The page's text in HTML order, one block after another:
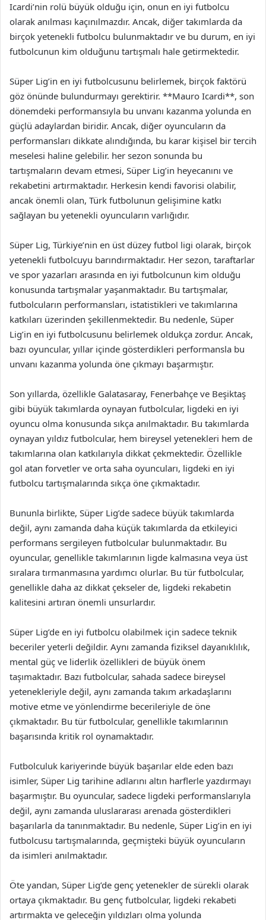
Icardi’nin rolü büyük olduğu için, onun en iyi futbolcu
olarak anılması kaçınılmazdır. Ancak, diğer takımlarda da
birçok yetenekli futbolcu bulunmaktadır ve bu durum, en iyi
futbolcunun kim olduğunu tartışmalı hale getirmektedir.
Süper Lig’in en iyi futbolcusunu belirlemek, birçok faktörü
göz önünde bulundurmayı gerektirir. **Mauro Icardi**, son
dönemdeki performansıyla bu unvanı kazanma yolunda en
güçlü adaylardan biridir. Ancak, diğer oyuncuların da
performansları dikkate alındığında, bu karar kişisel bir tercih
meselesi haline gelebilir. her sezon sonunda bu
tartışmaların devam etmesi, Süper Lig’in heyecanını ve
rekabetini artırmaktadır. Herkesin kendi favorisi olabilir,
ancak önemli olan, Türk futbolunun gelişimine katkı
sağlayan bu yetenekli oyuncuların varlığıdır.
Süper Lig, Türkiye’nin en üst düzey futbol ligi olarak, birçok
yetenekli futbolcuyu barındırmaktadır. Her sezon, taraftarlar
ve spor yazarları arasında en iyi futbolcunun kim olduğu
konusunda tartışmalar yaşanmaktadır. Bu tartışmalar,
futbolcuların performansları, istatistikleri ve takımlarına
katkıları üzerinden şekillenmektedir. Bu nedenle, Süper
Lig’in en iyi futbolcusunu belirlemek oldukça zordur. Ancak,
bazı oyuncular, yıllar içinde gösterdikleri performansla bu
unvanı kazanma yolunda öne çıkmayı başarmıştır.
Son yıllarda, özellikle Galatasaray, Fenerbahçe ve Beşiktaş
gibi büyük takımlarda oynayan futbolcular, ligdeki en iyi
oyuncu olma konusunda sıkça anılmaktadır. Bu takımlarda
oynayan yıldız futbolcular, hem bireysel yetenekleri hem de
takımlarına olan katkılarıyla dikkat çekmektedir. Özellikle
gol atan forvetler ve orta saha oyuncuları, ligdeki en iyi
futbolcu tartışmalarında sıkça öne çıkmaktadır.
Bununla birlikte, Süper Lig’de sadece büyük takımlarda
değil, aynı zamanda daha küçük takımlarda da etkileyici
performans sergileyen futbolcular bulunmaktadır. Bu
oyuncular, genellikle takımlarının ligde kalmasına veya üst
sıralara tırmanmasına yardımcı olurlar. Bu tür futbolcular,
genellikle daha az dikkat çekseler de, ligdeki rekabetin
kalitesini artıran önemli unsurlardır.
Süper Lig’de en iyi futbolcu olabilmek için sadece teknik
beceriler yeterli değildir. Aynı zamanda fiziksel dayanıklılık,
mental güç ve liderlik özellikleri de büyük önem
taşımaktadır. Bazı futbolcular, sahada sadece bireysel
yetenekleriyle değil, aynı zamanda takım arkadaşlarını
motive etme ve yönlendirme becerileriyle de öne
çıkmaktadır. Bu tür futbolcular, genellikle takımlarının
başarısında kritik rol oynamaktadır.
Futbolculuk kariyerinde büyük başarılar elde eden bazı
isimler, Süper Lig tarihine adlarını altın harflerle yazdırmayı
başarmıştır. Bu oyuncular, sadece ligdeki performanslarıyla
değil, aynı zamanda uluslararası arenada gösterdikleri
başarılarla da tanınmaktadır. Bu nedenle, Süper Lig’in en iyi
futbolcusu tartışmalarında, geçmişteki büyük oyuncuların
da isimleri anılmaktadır.
Öte yandan, Süper Lig’de genç yetenekler de sürekli olarak
ortaya çıkmaktadır. Bu genç futbolcular, ligdeki rekabeti
artırmakta ve geleceğin yıldızları olma yolunda